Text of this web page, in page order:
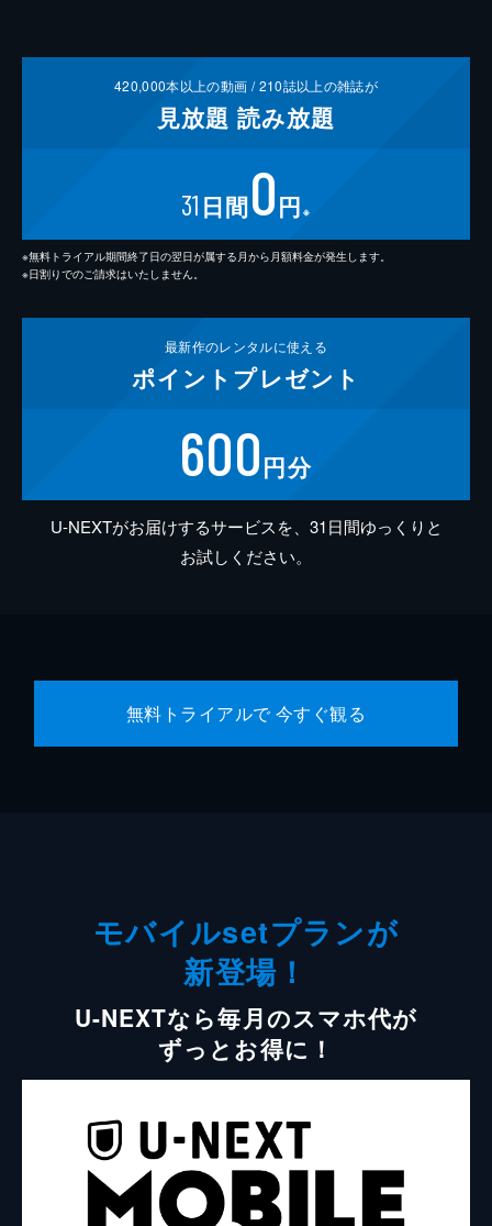
420,000本以上の動画 /210誌以上の雑誌が
見放題 読み放題
31 日間0円 ※
※無料トライアル期間終了日の翌日が属する月から月額料金が発生します。
※日割りでのご請求はいたしません。
最新作のレンタルに使える
ポイント プレゼント
600円分
U-NEXTがお届けするサービスを、31日間ゆっくりと
お試しください。
無料トライアルで 今すぐ観る
モバイルsetプランが
新登場！
U-NEXTなら毎月のスマホ代が
ずっとお得に！